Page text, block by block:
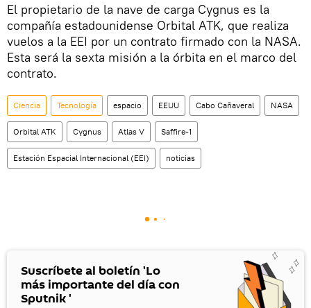
El propietario de la nave de carga Cygnus es la
compañía estadounidense Orbital ATK, que realiza
vuelos a la EEI por un contrato firmado con la NASA.
Esta será la sexta misión a la órbita en el marco del
contrato.
Ciencia Tecnología espacio EEUU Cabo Cañaveral NASA
Orbital ATK Cygnus Atlas V Saffire-1
Estación Espacial Internacional (EEI) noticias
Suscríbete al boletín 'Lo
más importante del día con
Sputnik '